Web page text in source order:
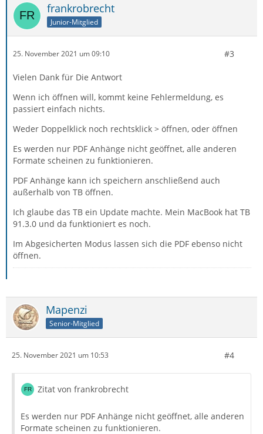
frankrobrecht
Junior-Mitglied
25. November 2021 um 09:10 #3
Vielen Dank für Die Antwort
Wenn ich öffnen will, kommt keine Fehlermeldung, es
passiert einfach nichts.
Weder Doppelklick noch rechtsklick > öffnen, oder öffnen
Es werden nur PDF Anhänge nicht geöffnet, alle anderen
Formate scheinen zu funktionieren.
PDF Anhänge kann ich speichern anschließend auch
außerhalb von TB öffnen.
Ich glaube das TB ein Update machte. Mein MacBook hat TB
91.3.0 und da funktioniert es noch.
Im Abgesicherten Modus lassen sich die PDF ebenso nicht
öffnen.
Mapenzi
Senior-Mitglied
25. November 2021 um 10:53 #4
Zitat von frankrobrecht
Es werden nur PDF Anhänge nicht geöffnet, alle anderen
Formate scheinen zu funktionieren.